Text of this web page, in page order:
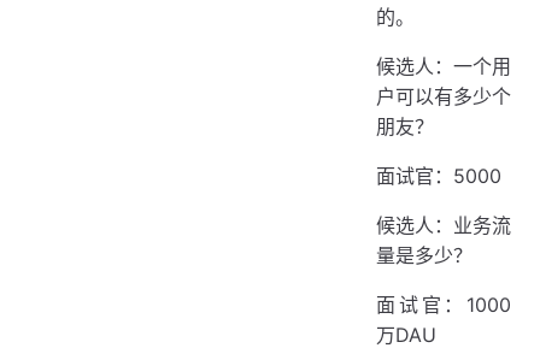
的。
候选人：一个用
户可以有多少个
朋友？
面试官：5000
候选人：业务流
量是多少？
面试官：1000
万DAU